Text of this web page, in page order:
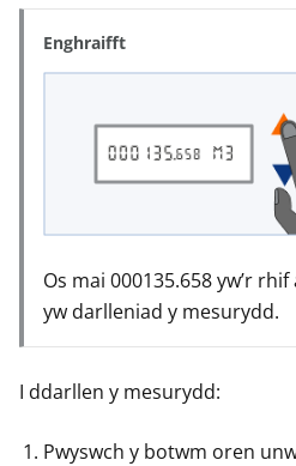
Enghraifft
Os mai 000135.658 yw’r
yw darlleniad y mesurydd.
I ddarllen y mesurydd:
Pwyswch y botwm oren